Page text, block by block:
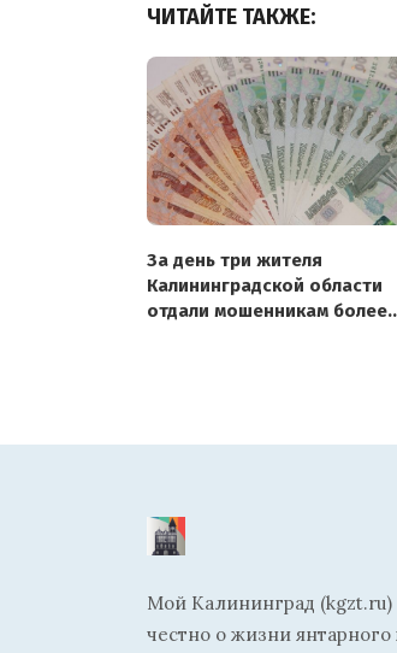
ЧИТАЙТЕ ТАКЖЕ:
За день три жителя
Калининградской области
отдали мошенникам более
Мой Калининград (kgzt.ru)
честно о жизни янтарного